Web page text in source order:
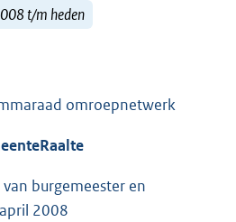
t/m heden
omroepnetwerk
Raalte
burgemeester en
2008